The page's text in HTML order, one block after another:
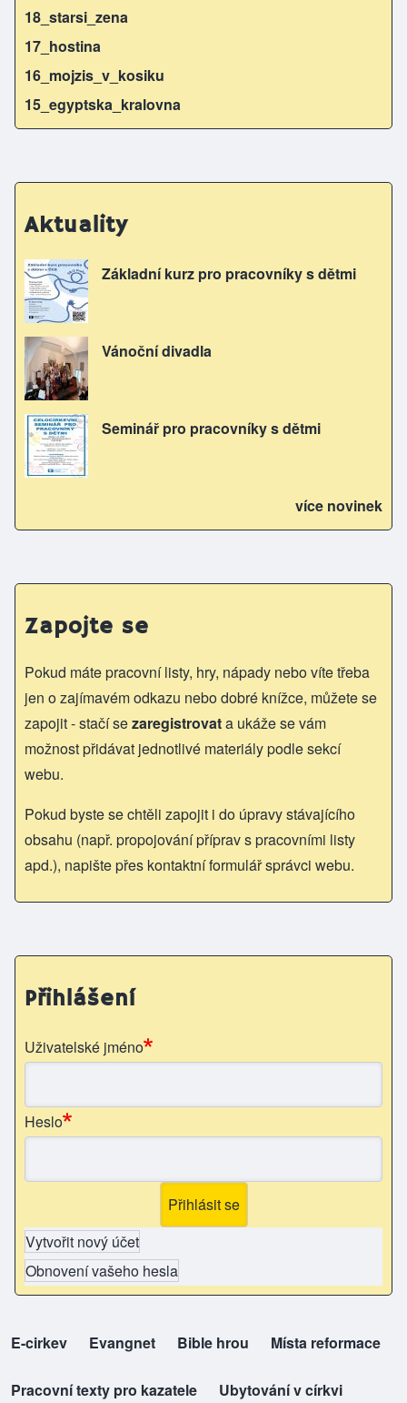
18_starsi_zena
17_hostina
16_mojzis_v_kosiku
15_egyptska_kralovna
Aktuality
Základní kurz pro pracovníky s dětmi
Vánoční divadla
Seminář pro pracovníky s dětmi
více novinek
Zapojte se
Pokud máte pracovní listy, hry, nápady nebo víte třeba
jen o zajímavém odkazu nebo dobré knížce, můžete se
zapojit - stačí sezaregistrovata ukáže se vám
možnost přidávat jednotlivé materiály podle sekcí
webu.
Pokud byste se chtěli zapojit i do úpravy stávajícího
obsahu (např. propojování příprav s pracovními listy
apd.), napište přes kontaktní formulář správci webu.
Přihlášení
Uživatelské jméno
Heslo
Vytvořit nový účet
Obnovení vašeho hesla
top-odkazy
E-cirkev
(opens in new tab)
Evangnet
(opens in new tab)Bible hrou
(opens in new tab)Místa reformace
(opens in new tab)
Pracovní texty pro kazatele
(opens in new tab) Ubytování v církvi
(opens in new tab)